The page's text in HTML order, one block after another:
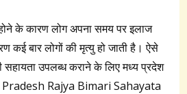
के कारण लोग अपना समय पर इलाज
कई बार लोगों की मृत्यु हो जाती है। ऐसे
सहायता उपलब्ध कराने के लिए मध्य प्रदेश
Pradesh Rajya Bimari Sahayata